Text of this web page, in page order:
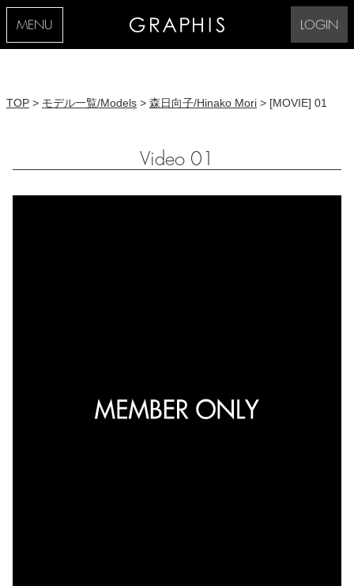
MENU LOGIN
TOP > モデル一覧/Models > 森日向子/Hinako Mori > [MOVIE] 01
Video 01